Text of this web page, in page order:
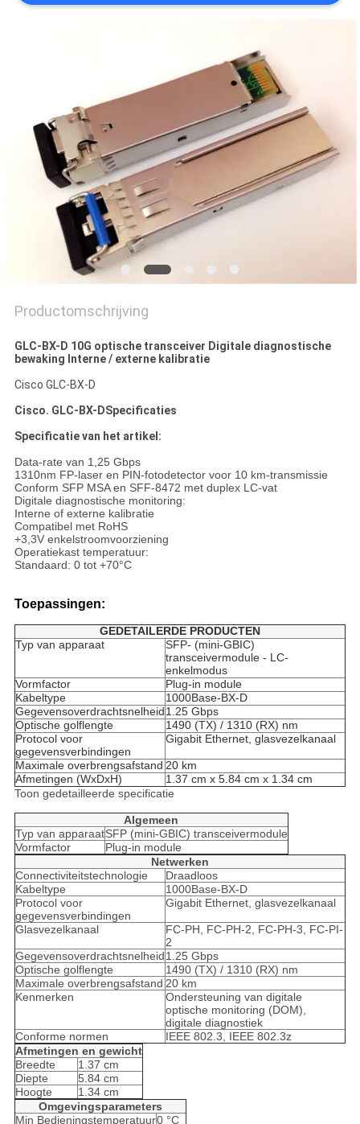
SITEMAP
Productomschrijving
GLC-BX-D 10G optische transceiver Digitale diagnostische
bewaking Interne / externe kalibratie
Cisco GLC-BX-D
Cisco. GLC-BX-DSpecificaties
Specificatie van het artikel:
Data-rate van 1,25 Gbps
1310nm FP-laser en PIN-fotodetector voor 10 km-transmissie
Conform SFP MSA en SFF-8472 met duplex LC-vat
Digitale diagnostische monitoring:
Interne of externe kalibratie
Compatibel met RoHS
+3,3V enkelstroomvoorziening
Operatiekast temperatuur:
Standaard: 0 tot +70°C
Toepassingen:
GEDETAILERDE PRODUCTEN
Typ van apparaat
SFP- (mini-GBIC)
transceivermodule - LC-
enkelmodus
Vormfactor
Plug-in module
Kabeltype
1000Base-BX-D
Gegevensoverdrachtsnelheid1.25 Gbps
Optische golflengte
1490 (TX) / 1310 (RX) nm
Protocol voor
gegevensverbindingen
Gigabit Ethernet, glasvezelkanaal
Maximale overbrengsafstand 20 km
Afmetingen (WxDxH)
1.37 cm x 5.84 cm x 1.34 cm
Toon gedetailleerde specificatie
Algemeen
Typ van apparaatSFP (mini-GBIC) transceivermodule
Vormfactor
Plug-in module
Netwerken
Connectiviteitstechnologie
Draadloos
Kabeltype
1000Base-BX-D
Protocol voor
gegevensverbindingen
Gigabit Ethernet, glasvezelkanaal
Glasvezelkanaal
FC-PH, FC-PH-2, FC-PH-3, FC-PI-
2
Gegevensoverdrachtsnelheid1.25 Gbps
Optische golflengte
1490 (TX) / 1310 (RX) nm
Maximale overbrengsafstand 20 km
Kenmerken
Ondersteuning van digitale
optische monitoring (DOM),
digitale diagnostiek
Conforme normen
IEEE 802.3, IEEE 802.3z
Afmetingen en gewicht
Breedte
1.37 cm
Diepte
5.84 cm
Hoogte
1.34 cm
Omgevingsparameters
Min Bedieningstemperatuur0 °C